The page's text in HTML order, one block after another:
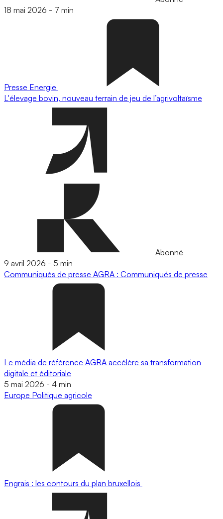
18 mai 2026 - 7 min
Presse Energie
L'élevage bovin, nouveau terrain de jeu de l’agrivoltaïsme
Abonné
9 avril 2026 - 5 min
Communiqués de presse AGRA : Communiqués de presse
Le média de référence AGRA accélère sa transformation
digitale et éditoriale
5 mai 2026 - 4 min
Europe Politique agricole
Engrais : les contours du plan bruxellois